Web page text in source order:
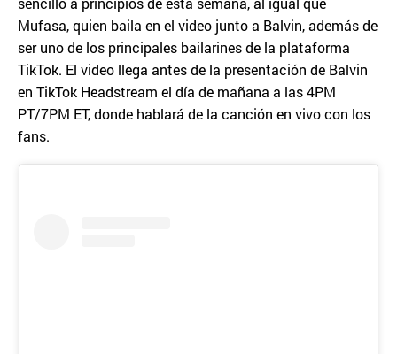
Mufasa, quien baila en el video junto a Balvin, además de
ser uno de los principales bailarines de la plataforma
TikTok. El video llega antes de la presentación de Balvin
en TikTok Headstream el día de mañana a las 4PM
PT/7PM ET, donde hablará de la canción en vivo con los
fans.